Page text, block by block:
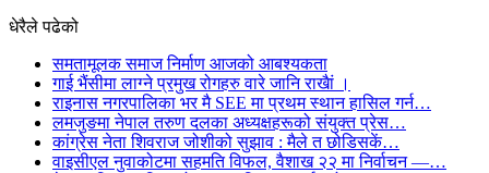
धेरैले पढेको
समतामूलक समाज निर्माण आजको आबश्यकता
गाई भैंसीमा लाग्ने प्रमुख रोगहरु वारे जानि राखैां ।
राइनास नगरपालिका भर मै SEE मा प्रथम स्थान हासिल गर्न…
लमजुङमा नेपाल तरुण दलका अध्यक्षहरूको संयुक्त प्रेस…
कांग्रेस नेता शिवराज जोशीको सुझाव : मैले त छोडिसकें…
वाइसीएल नुवाकोटमा सहमति विफल, वैशाख २२ मा निर्वाचन —…